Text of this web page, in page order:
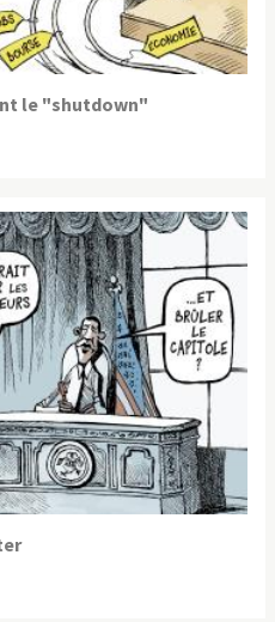
le "shutdown"